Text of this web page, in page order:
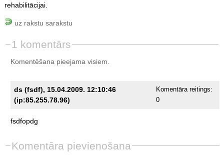
rehabilitācijai.
uz rakstu sarakstu
1 komentārs
Komentēšana pieejama visiem.
ds (fsdf), 15.04.2009. 12:10:46
(ip:85.255.78.96)
Komentāra reitings:
0
fsdfopdg
Komentāra pievienošana